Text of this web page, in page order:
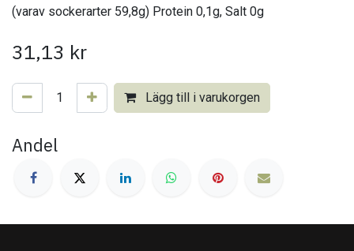
(varav sockerarter 59,8g) Protein 0,1g, Salt 0g
31,13 kr
Lägg till i varukorgen
Andel